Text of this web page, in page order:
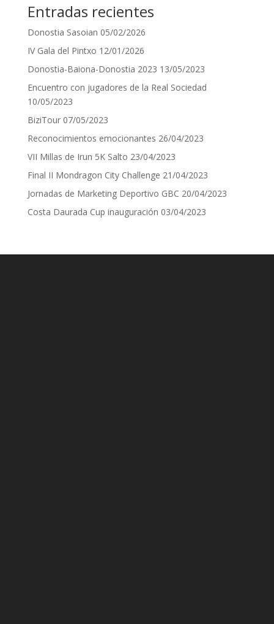
Entradas recientes
Donostia Sasoian 05/02/2026
IV Gala del Pintxo 12/01/2026
Donostia-Baiona-Donostia 2023 13/05/2023
Encuentro con jugadores de la Real Sociedad
10/05/2023
BiziTour 07/05/2023
Reconocimientos emocionantes 26/04/2023
VII Millas de Irun 5K Salto 23/04/2023
Final II Mondragon City Challenge 21/04/2023
Jornadas de Marketing Deportivo GBC 20/04/2023
Costa Daurada Cup inauguración 03/04/2023